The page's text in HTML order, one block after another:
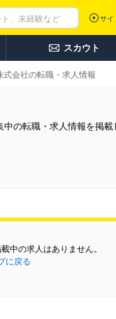
サイ
スカウト
式会社の転職・求人情報
の転職・求人情報を掲
中の求人はありません。
に戻る